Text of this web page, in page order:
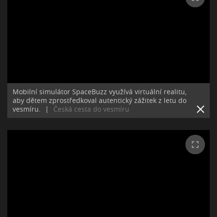
Mobilní simulátor SpaceBuzz využívá virtuální realitu,
aby dětem zprostředkoval autentický zážitek z letu do
vesmíru.
| Česká cesta do vesmíru